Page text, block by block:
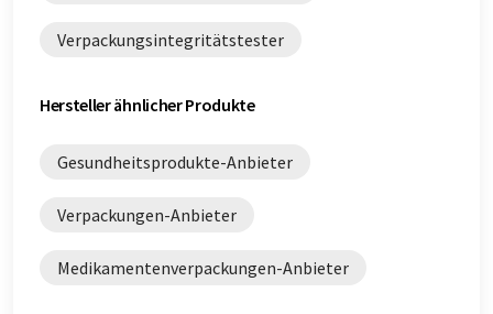
Verpackungsintegritätstester
Hersteller ähnlicher Produkte
Gesundheitsprodukte-Anbieter
Verpackungen-Anbieter
Medikamentenverpackungen-Anbieter